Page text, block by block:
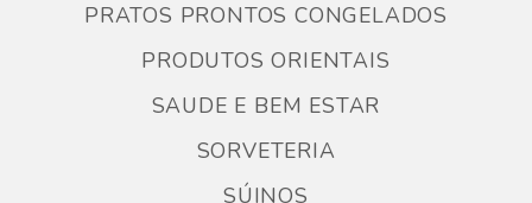
PRATOS PRONTOS CONGELADOS
PRODUTOS ORIENTAIS
SAUDE E BEM ESTAR
SORVETERIA
SÚINOS